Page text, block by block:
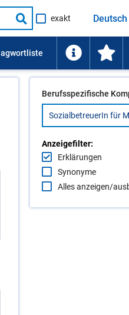
Suche
starten
exakt Deutsch
Berufsspezifische
Anzeigefilter:
Erklärungen
Synonyme
Alles anzeigen/